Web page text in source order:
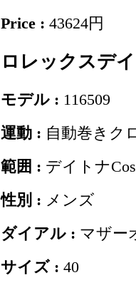
Price : 43624円
ロレックスデ
モデル : 116509
運動 : 自動巻きク
範囲 : デイトナ
性別 : メンズ
ダイアル : マザー
サイズ : 40